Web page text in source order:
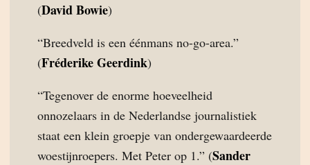
(David Bowie)
“Breedveld is een éénmans no-go-area.”
(Fréderike Geerdink)
“Tegenover de enorme hoeveelheid
onnozelaars in de Nederlandse journalistiek
staat een klein groepje van ondergewaardeerde
woestijnroepers. Met Peter op 1.” (Sander